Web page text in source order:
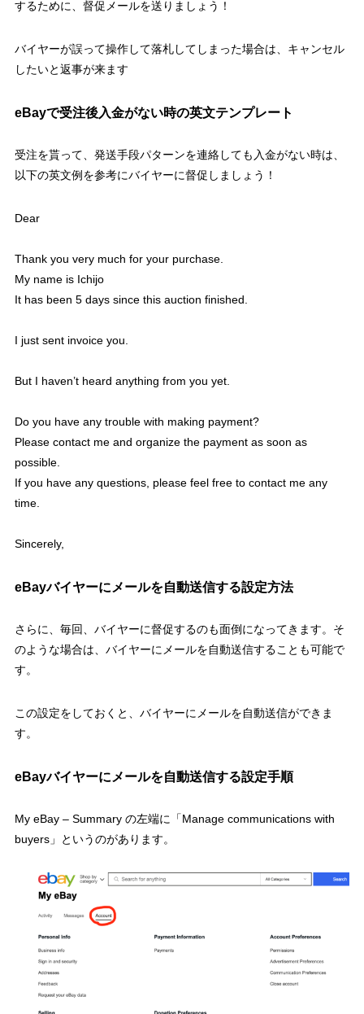
するために、督促メールを送りましょう！
バイヤーが誤って操作して落札してしまった場合は、キャンセル
したいと返事が来ます
eBayで受注後入金がない時の英文テンプレート
受注を貰って、発送手段パターンを連絡しても入金がない時は、
以下の英文例を参考にバイヤーに督促しましょう！
Dear
Thank you very much for your purchase.
My name is Ichijo
It has been 5 days since this auction finished.
I just sent invoice you.
But I haven’t heard anything from you yet.
Do you have any trouble with making payment?
Please contact me and organize the payment as soon as
possible.
If you have any questions, please feel free to contact me any
time.
Sincerely,
eBayバイヤーにメールを自動送信する設定方法
さらに、毎回、バイヤーに督促するのも面倒になってきます。そ
のような場合は、バイヤーにメールを自動送信することも可能で
す。
この設定をしておくと、バイヤーにメールを自動送信ができま
す。
eBayバイヤーにメールを自動送信する設定手順
My eBay – Summary の左端に「Manage communications with
buyers」というのがあります。